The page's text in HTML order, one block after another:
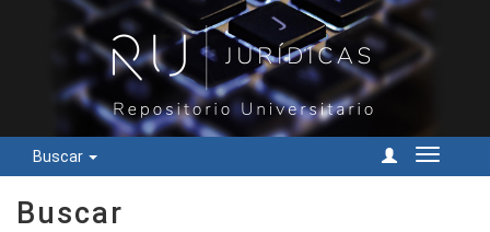
Buscar
Cambiar
Buscar